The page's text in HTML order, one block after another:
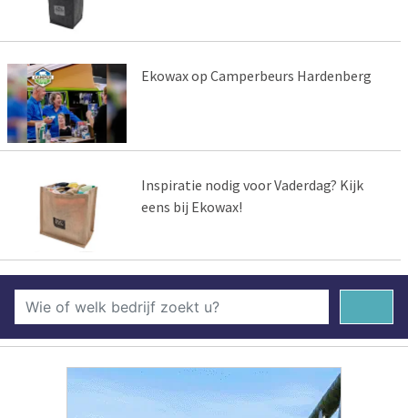
Ekowax op Camperbeurs Hardenberg
Inspiratie nodig voor Vaderdag? Kijk
eens bij Ekowax!